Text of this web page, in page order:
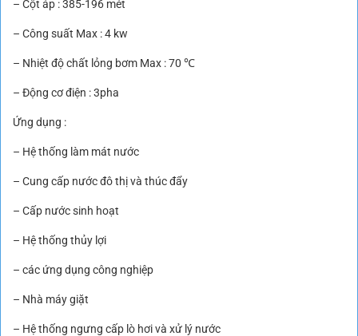
– Cột áp : 385-196 mét
– Công suất Max : 4 kw
– Nhiệt độ chất lỏng bơm Max : 70 ℃
– Động cơ điện : 3pha
Ứng dụng :
– Hệ thống làm mát nước
– Cung cấp nước đô thị và thúc đẩy
– Cấp nước sinh hoạt
– Hệ thống thủy lợi
– các ứng dụng công nghiệp
– Nhà máy giặt
– Hệ thống ngưng cấp lò hơi và xử lý nước